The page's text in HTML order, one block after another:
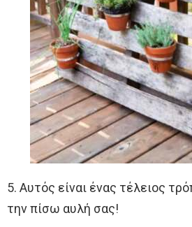
5. Αυτός είναι ένας τέλειος
την πίσω αυλή σας!